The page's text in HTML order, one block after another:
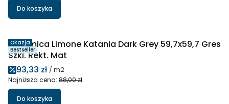
Do koszyka
Okazja
Bestseller
Ceramica Limone Katania Dark Grey 59,7x59,7 Gres
Szkl. Rekt. Mat
Cena promocyjna
93,33 zł / m2
Najniższa cena: 88,00 zł
Do koszyka